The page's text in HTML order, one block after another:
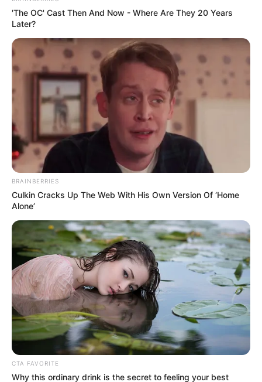
'The OC' Cast Then And Now - Where Are They 20 Years
Later?
BRAINBERRIES
Culkin Cracks Up The Web With His Own Version Of ‘Home
Alone’
CTA FAVORITE
Why this ordinary drink is the secret to feeling your best